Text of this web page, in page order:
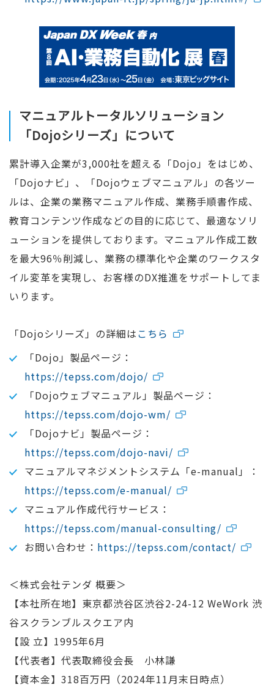
マニュアルトータルソリューション
「Dojoシリーズ」について
累計導入企業が3,000社を超える「Dojo」をはじめ、
「Dojoナビ」、「Dojoウェブマニュアル」の各ツー
ルは、企業の業務マニュアル作成、業務手順書作成、
教育コンテンツ作成などの目的に応じて、最適なソリ
ューションを提供しております。マニュアル作成工数
を最大96％削減し、業務の標準化や企業のワークスタ
イル変革を実現し、お客様のDX推進をサポートしてま
いります。
「Dojoシリーズ」の詳細はこちら
「Dojo」製品ページ：
https://tepss.com/dojo/
「Dojoウェブマニュアル」製品ページ：
https://tepss.com/dojo-wm/
「Dojoナビ」製品ページ：
https://tepss.com/dojo-navi/
マニュアルマネジメントシステム「e-manual」：
https://tepss.com/e-manual/
マニュアル作成代行サービス：
https://tepss.com/manual-consulting/
お問い合わせ： https://tepss.com/contact/
＜株式会社テンダ 概要＞
【本社所在地】東京都渋谷区渋谷2-24-12 WeWork 渋
谷スクランブルスクエア内
【設 立】1995年6月
【代表者】代表取締役会長 小林謙
【資本金】318百万円（2024年11月末日時点）